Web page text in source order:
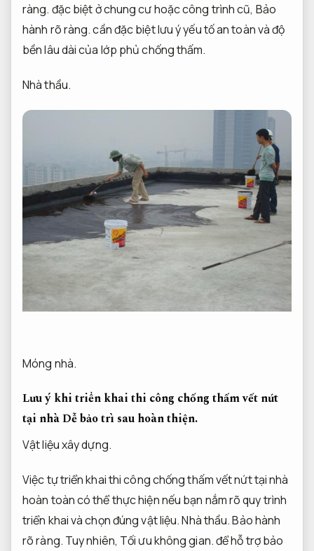
ràng. đặc biệt ở chung cư hoặc công trình cũ, Bảo
hành rõ ràng.cần đặc biệt lưu ý yếu tố an toàn và độ
bền lâu dài của lớp phủ chống thấm.
Nhà thầu.
Móng nhà.
Lưu ý khi triển khai thi công chống thấm vết nứt
tại nhàDễ bảo trì sau hoàn thiện.
Vật liệu xây dựng.
Việc tự triển khai thi công chống thấm vết nứt tại nhà
hoàn toàn có thể thực hiện nếu bạn nắm rõ quy trình
triển khai và chọn đúng vật liệu.Nhà thầu. Bảo hành
rõ ràng. Tuy nhiên, Tối ưu không gian.để hỗ trợ bảo